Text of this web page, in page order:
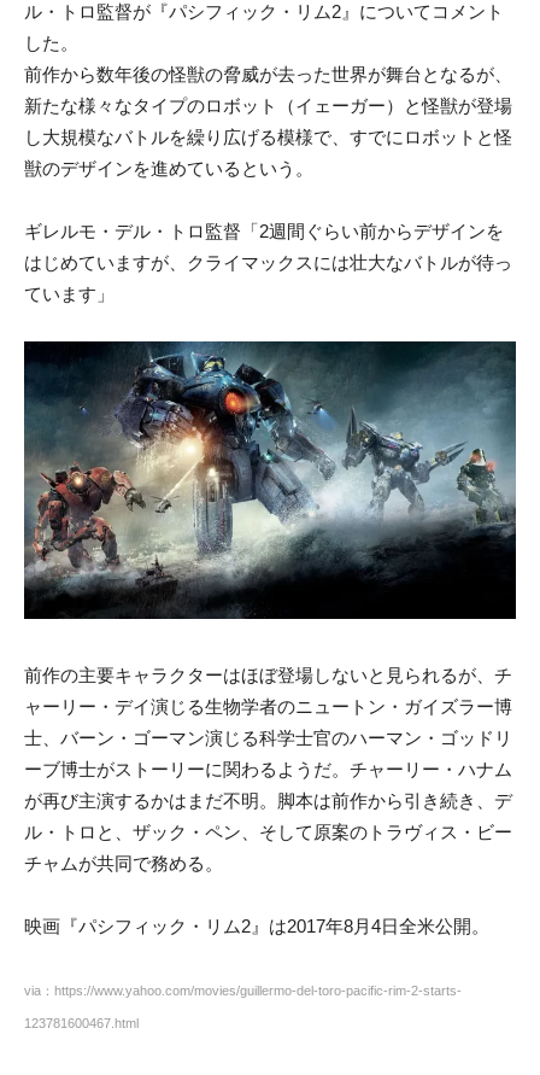
ル・トロ監督が『パシフィック・リム2』についてコメント
した。
前作から数年後の怪獣の脅威が去った世界が舞台となるが、
新たな様々なタイプのロボット（イェーガー）と怪獣が登場
し大規模なバトルを繰り広げる模様で、すでにロボットと怪
獣のデザインを進めているという。
ギレルモ・デル・トロ監督「2週間ぐらい前からデザインを
はじめていますが、クライマックスには壮大なバトルが待っ
ています」
前作の主要キャラクターはほぼ登場しないと見られるが、チ
ャーリー・デイ演じる生物学者のニュートン・ガイズラー博
士、バーン・ゴーマン演じる科学士官のハーマン・ゴッドリ
ーブ博士がストーリーに関わるようだ。チャーリー・ハナム
が再び主演するかはまだ不明。脚本は前作から引き続き、デ
ル・トロと、ザック・ペン、そして原案のトラヴィス・ビー
チャムが共同で務める。
映画『パシフィック・リム2』は2017年8月4日全米公開。
via：https://www.yahoo.com/movies/guillermo-del-toro-pacific-rim-2-starts-
123781600467.html